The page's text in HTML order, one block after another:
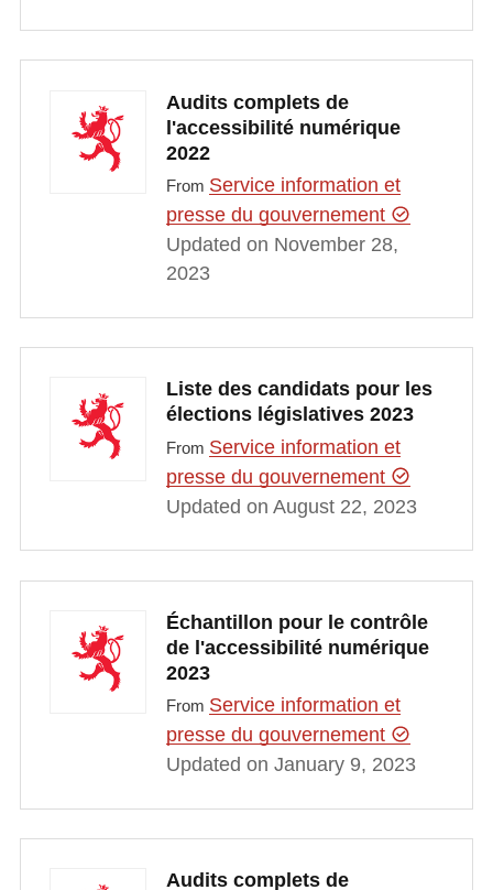
Audits complets de
l'accessibilité numérique
2022
From Service information et
presse du gouvernement
Updated on November 28,
2023
Liste des candidats pour les
élections législatives 2023
From Service information et
presse du gouvernement
Updated on August 22, 2023
Échantillon pour le contrôle
de l'accessibilité numérique
2023
From Service information et
presse du gouvernement
Updated on January 9, 2023
Audits complets de